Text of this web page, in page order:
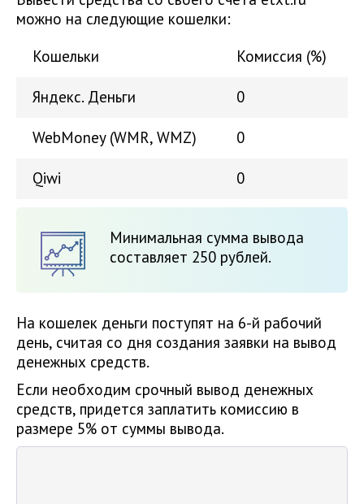
можно на следующие кошелки:
Кошельки
Комиссия (%)
Яндекс. Деньги 0
WebMoney (WMR, WMZ) 0
Qiwi 0
Минимальная сумма вывода
составляет 250 рублей.
На кошелек деньги поступят на 6-й рабочий
день, считая со дня создания заявки на вывод
денежных средств.
Если необходим срочный вывод денежных
средств, придется заплатить комиссию в
размере 5% от суммы вывода.